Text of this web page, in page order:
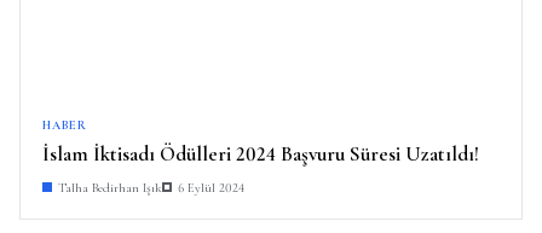
HABER
İslam İktisadı Ödülleri 2024 Başvuru Süresi Uzatıldı!
Talha Bedirhan Işık 6 Eylül 2024